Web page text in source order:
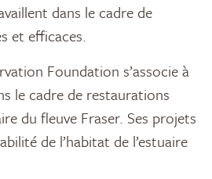
dans le cadre de
et efficaces.
Foundation s’associe à
le cadre de restaurations
du fleuve Fraser. Ses projets
de l’habitat de l’estuaire